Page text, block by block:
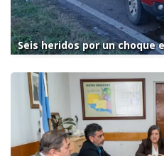
Seis heridos por un choque